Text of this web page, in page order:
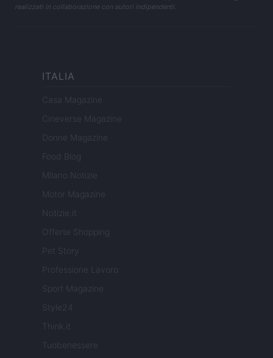
realizzati in collaborazione con autori indipendenti.
ITALIA
Casa Magazine
Cineverse Magazine
Donne Magazine
Food Blog
Milano Notizie
Motor Magazine
Notizie.it
Offerte Shopping
Pet Story
Professione Lavoro
Sport Magazine
Style24
Think.it
Tuobenessere